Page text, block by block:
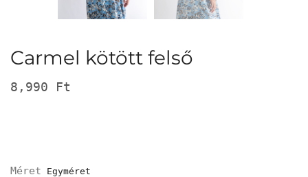
Carmel kötött felső
8,990 Ft
Méret